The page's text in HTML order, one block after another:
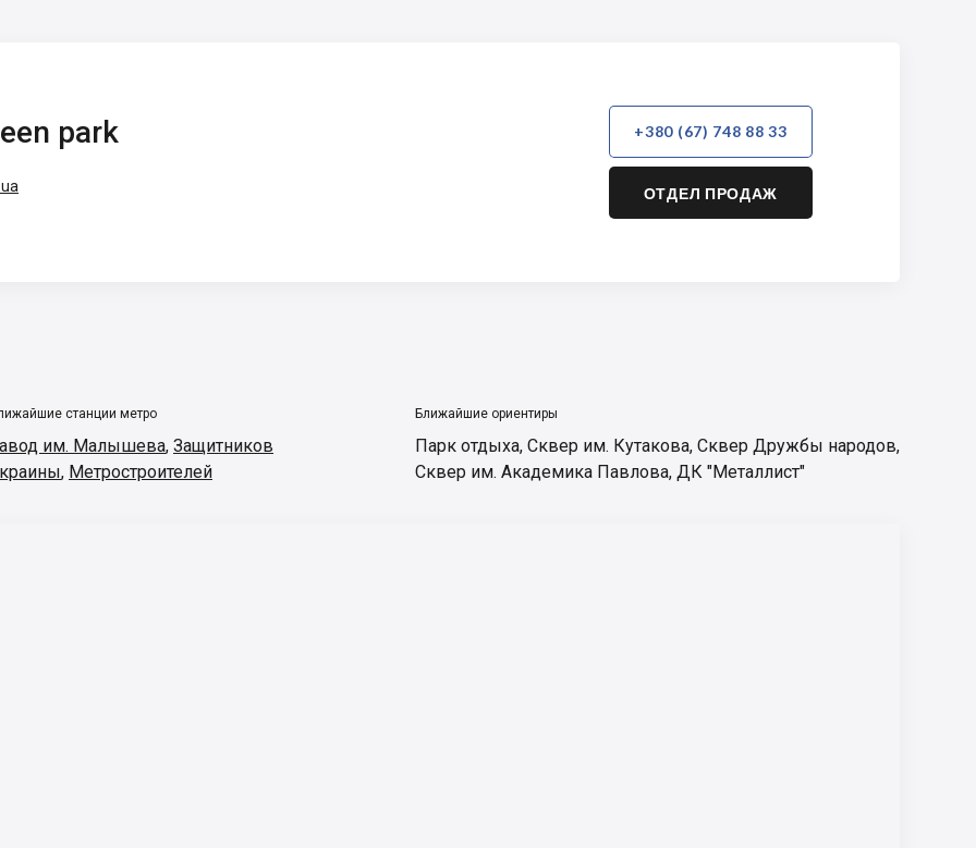
park +380 (67) 748 88 33
ОТДЕЛ ПРОДАЖ
станции метро
им. Малышева, Защитников
, Метростроителей
Ближайшие ориентиры
Парк отдыха, Сквер им. Кутакова, Сквер Дружбы народов,
Сквер им. Академика Павлова, ДК "Металлист"